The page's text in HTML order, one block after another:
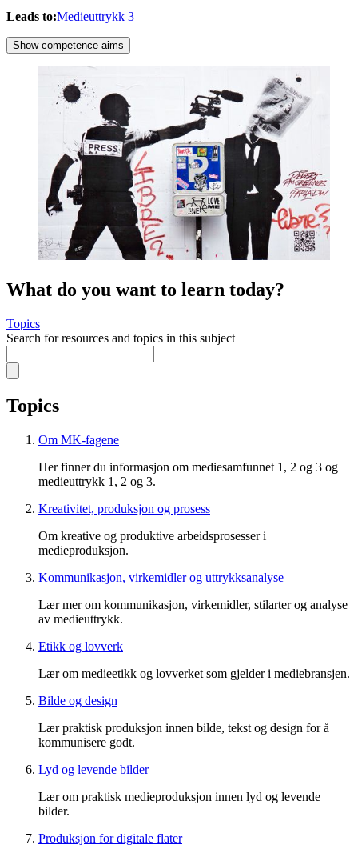
Leads to:Medieuttrykk 3
Show competence aims
What do you want to learn today?
Topics
Search for resources and topics in this subject
Topics
Om MK-fagene
Her finner du informasjon om mediesamfunnet 1, 2 og 3 og
medieuttrykk 1, 2 og 3.
Kreativitet, produksjon og prosess
Om kreative og produktive arbeidsprosesser i
medieproduksjon.
Kommunikasjon, virkemidler og uttrykksanalyse
Lær mer om kommunikasjon, virkemidler, stilarter og analyse
av medieuttrykk.
Etikk og lovverk
Lær om medieetikk og lovverket som gjelder i mediebransjen.
Bilde og design
Lær praktisk produksjon innen bilde, tekst og design for å
kommunisere godt.
Lyd og levende bilder
Lær om praktisk medieproduksjon innen lyd og levende
bilder.
Produksjon for digitale flater